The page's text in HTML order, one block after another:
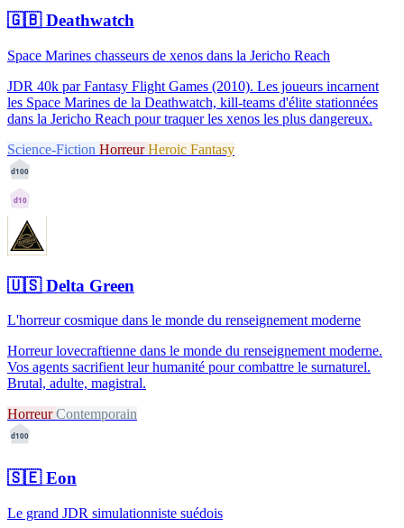
🇬🇧Deathwatch
Space Marines chasseurs de xenos dans la Jericho Reach
JDR 40k par Fantasy Flight Games (2010). Les joueurs incarnent
les Space Marines de la Deathwatch, kill-teams d'élite stationnées
dans la Jericho Reach pour traquer les xenos les plus dangereux.
Science-Fiction HorreurHeroic Fantasy
d100
d10
🇺🇸Delta Green
L'horreur cosmique dans le monde du renseignement moderne
Horreur lovecraftienne dans le monde du renseignement moderne.
Vos agents sacrifient leur humanité pour combattre le surnaturel.
Brutal, adulte, magistral.
HorreurContemporain
d100
🇸🇪Eon
Le grand JDR simulationniste suédois